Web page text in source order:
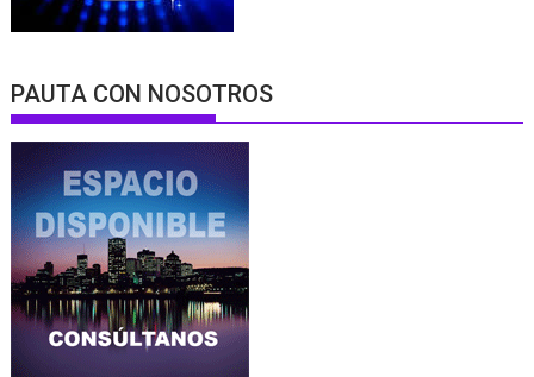
PAUTA CON NOSOTROS